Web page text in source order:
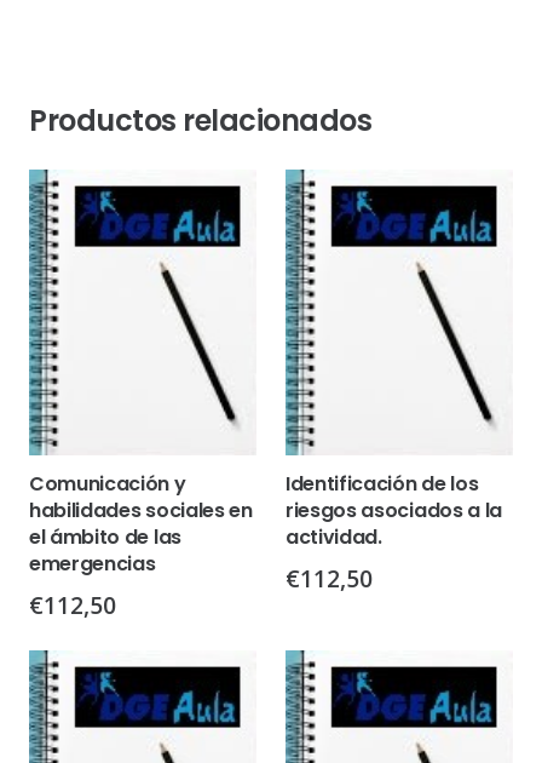
Productos relacionados
Comunicación y
habilidades sociales en
el ámbito de las
emergencias
€112,50
Identificación de los
riesgos asociados a la
actividad.
€112,50